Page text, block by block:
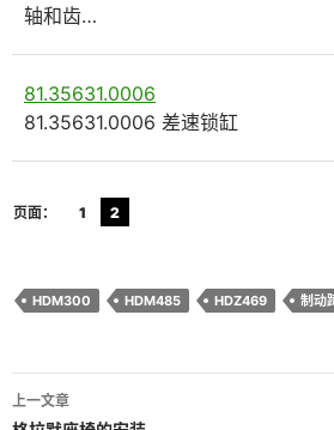
轴和齿…
81.35631.0006
81.35631.0006 差速锁缸
页面： 1 2
HDM300 HDM485 HDZ469 制动
文
上一文章